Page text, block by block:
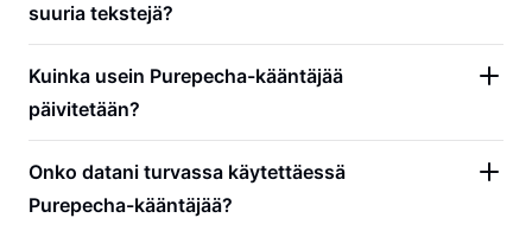
suuria tekstejä?
Kuinka usein Purepecha-kääntäjää
päivitetään?
Onko datani turvassa käytettäessä
Purepecha-kääntäjää?